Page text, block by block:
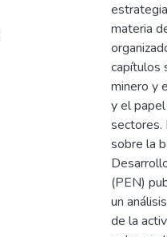
materia
capítulos
minero y
y el
sectores.
sobre la
(PEN)
un
de la